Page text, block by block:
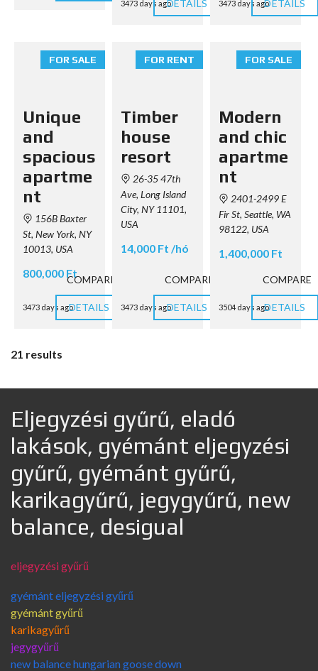
3473 days agoDETAILS 3473 days agoDETAILS
FOR SALE
Unique
and
spacious
apartme
nt
156B Baxter
St, New York, NY
10013, USA
800,000 Ft
3473 days ago
COMPARE
DETAILS
FOR RENT
Timber
house
resort
26-35 47th
Ave, Long Island
City, NY 11101,
USA
14,000 Ft /hó
3473 days ago
COMPARE
DETAILS
FOR SALE
Modern
and chic
apartme
nt
2401-2499 E
Fir St, Seattle, WA
98122, USA
1,400,000 Ft
3504 days ago
COMPARE
DETAILS
21 results
Eljegyzési gyűrű, eladó
lakások, gyémánt eljegyzési
gyűrű, gyémánt gyűrű,
karikagyűrű, jegygyűrű, new
balance, desigual
eljegyzési gyűrű
gyémánt eljegyzési gyűrű
gyémánt gyűrű
karikagyűrű
jegygyűrű
new balance hungarian goose down